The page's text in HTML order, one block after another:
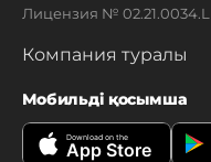
Лицензия № 02.21.0034.L
Компания туралы
Мобильді қосымша
Download on the
App Store